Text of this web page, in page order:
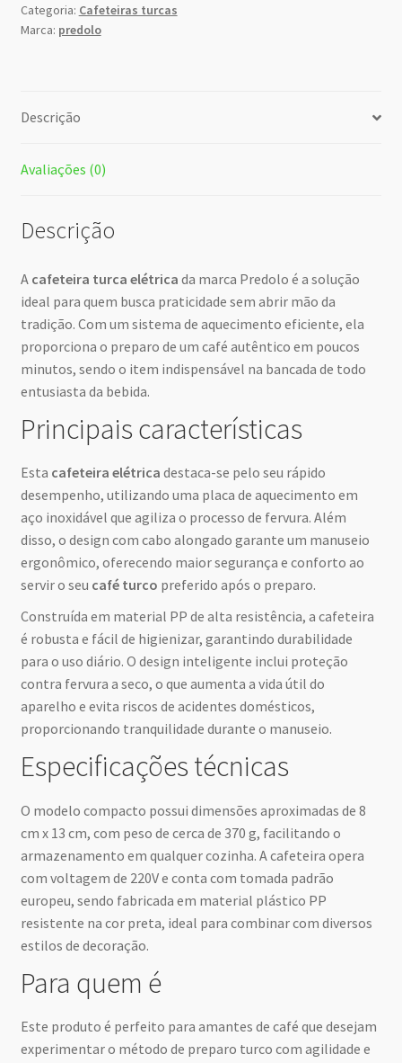
Categoria: Cafeteiras turcas
Marca: predolo
Descrição
Avaliações (0)
Descrição
A cafeteira turca elétrica da marca Predolo é a solução
ideal para quem busca praticidade sem abrir mão da
tradição. Com um sistema de aquecimento eficiente, ela
proporciona o preparo de um café autêntico em poucos
minutos, sendo o item indispensável na bancada de todo
entusiasta da bebida.
Principais características
Esta cafeteira elétrica destaca-se pelo seu rápido
desempenho, utilizando uma placa de aquecimento em
aço inoxidável que agiliza o processo de fervura. Além
disso, o design com cabo alongado garante um manuseio
ergonômico, oferecendo maior segurança e conforto ao
servir o seu café turco preferido após o preparo.
Construída em material PP de alta resistência, a cafeteira
é robusta e fácil de higienizar, garantindo durabilidade
para o uso diário. O design inteligente inclui proteção
contra fervura a seco, o que aumenta a vida útil do
aparelho e evita riscos de acidentes domésticos,
proporcionando tranquilidade durante o manuseio.
Especificações técnicas
O modelo compacto possui dimensões aproximadas de 8
cm x 13 cm, com peso de cerca de 370 g, facilitando o
armazenamento em qualquer cozinha. A cafeteira opera
com voltagem de 220V e conta com tomada padrão
europeu, sendo fabricada em material plástico PP
resistente na cor preta, ideal para combinar com diversos
estilos de decoração.
Para quem é
Este produto é perfeito para amantes de café que desejam
experimentar o método de preparo turco com agilidade e